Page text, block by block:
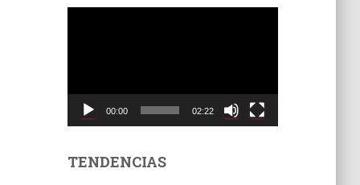
t
00:00 02:22
TENDENCIAS